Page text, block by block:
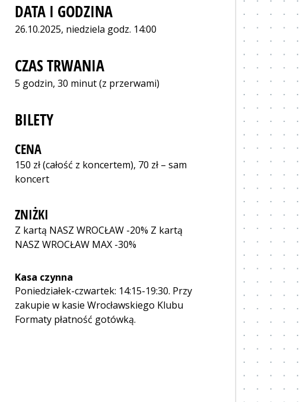
DATA I GODZINA
26.10.2025, niedziela godz. 14:00
CZAS TRWANIA
5 godzin, 30 minut (z przerwami)
BILETY
CENA
150 zł (całość z koncertem), 70 zł – sam
koncert
ZNIŻKI
Z kartą NASZ WROCŁAW -20% Z kartą
NASZ WROCŁAW MAX -30%
Kasa czynna
Poniedziałek-czwartek: 14:15-19:30. Przy
zakupie w kasie Wrocławskiego Klubu
Formaty płatność gotówką.